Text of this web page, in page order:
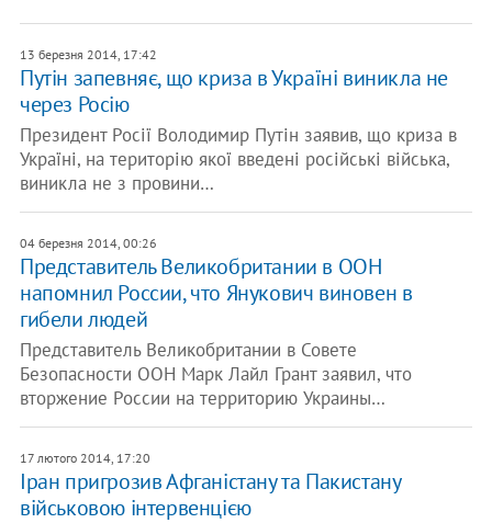
13 березня 2014, 17:42
Путін запевняє, що криза в Україні виникла не
через Росію
Президент Росії Володимир Путін заявив, що криза в
Україні, на територію якої введені російські війська,
виникла не з провини…
04 березня 2014, 00:26
Представитель Великобритании в ООН
напомнил России, что Янукович виновен в
гибели людей
Представитель Великобритании в Совете
Безопасности ООН Марк Лайл Грант заявил, что
вторжение России на территорию Украины…
17 лютого 2014, 17:20
Іран пригрозив Афганістану та Пакистану
військовою інтервенцією